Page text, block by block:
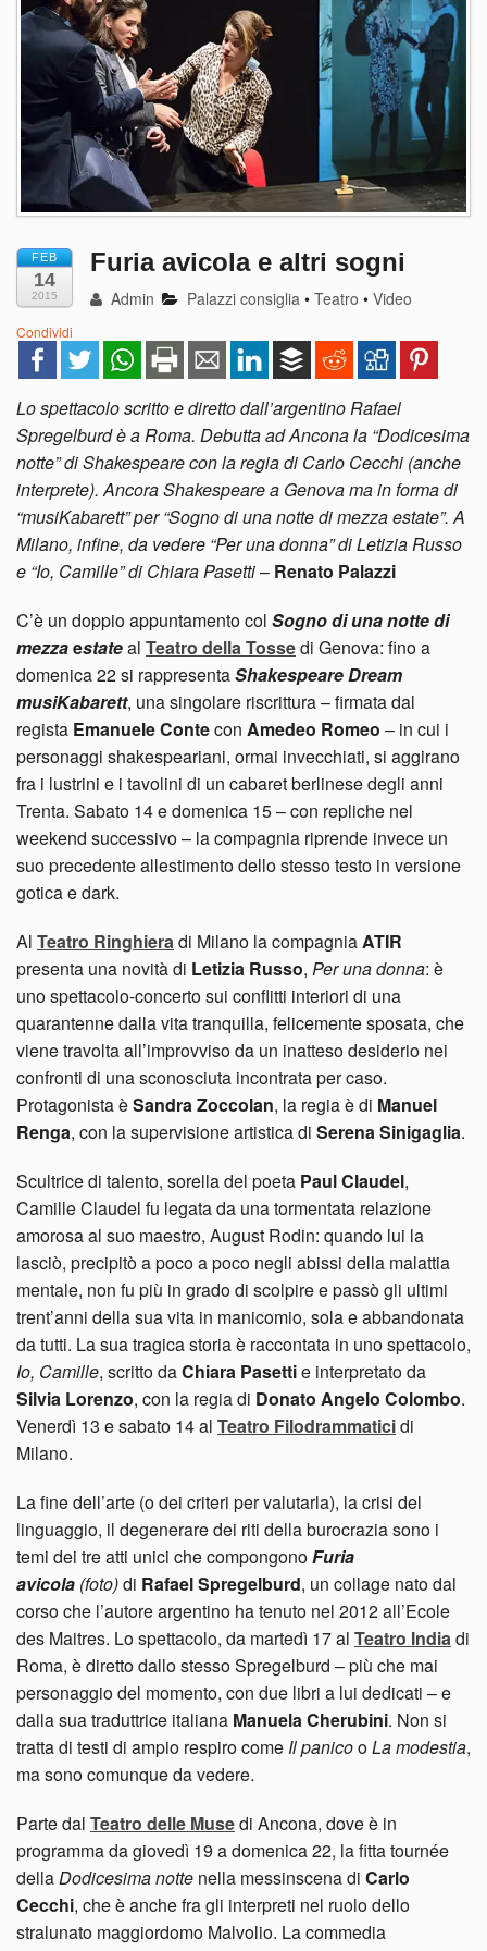
FEB
14
2015
Furia avicola e altri sogni
Admin Palazzi consiglia •Teatro •Video
Condividi
Lo spettacolo scritto e diretto dall’argentino Rafael
Spregelburd è a Roma. Debutta ad Ancona la “Dodicesima
notte” di Shakespeare con la regia di Carlo Cecchi (anche
interprete). Ancora Shakespeare a Genova ma in forma di
“musiKabarett” per “Sogno di una notte di mezza estate”. A
Milano, infine, da vedere “Per una donna” di Letizia Russo
e “Io, Camille” di Chiara Pasetti– Renato Palazzi
C’è un doppio appuntamento col Sogno di una notte di
mezzaestateal Teatro della Tossedi Genova: fino a
domenica 22 si rappresentaShakespeare Dream
musiKabarett, una singolare riscrittura – firmata dal
regista Emanuele Contecon Amedeo Romeo – in cui i
personaggi shakespeariani, ormai invecchiati, si aggirano
fra i lustrini e i tavolini di un cabaret berlinese degli anni
Trenta. Sabato 14 e domenica 15 – con repliche nel
weekend successivo – la compagnia riprende invece un
suo precedente allestimento dello stesso testo in versione
gotica e dark.
Al Teatro Ringhieradi Milano la compagniaATIR
presenta una novità di Letizia Russo, Per una donna: è
uno spettacolo-concerto sui conflitti interiori di una
quarantenne dalla vita tranquilla, felicemente sposata, che
viene travolta all’improvviso da un inatteso desiderio nei
confronti di una sconosciuta incontrata per caso.
Protagonista èSandra Zoccolan, la regia è di Manuel
Renga, con la supervisione artistica di Serena Sinigaglia.
Scultrice di talento, sorella del poeta Paul Claudel,
Camille Claudel fu legata da una tormentata relazione
amorosa al suo maestro, August Rodin: quando lui la
lasciò, precipitò a poco a poco negli abissi della malattia
mentale, non fu più in grado di scolpire e passò gli ultimi
trent’anni della sua vita in manicomio, sola e abbandonata
da tutti. La sua tragica storia è raccontata in uno spettacolo,
Io, Camille, scritto daChiara Pasettie interpretato da
Silvia Lorenzo, con la regia di Donato Angelo Colombo.
Venerdì 13 e sabato 14 al Teatro Filodrammaticidi
Milano.
La fine dell’arte (o dei criteri per valutarla), la crisi del
linguaggio, il degenerare dei riti della burocrazia sono i
temi dei tre atti unici che compongonoFuria
avicola (foto)di Rafael Spregelburd, un collage nato dal
corso che l’autore argentino ha tenuto nel 2012 all’Ecole
des Maitres. Lo spettacolo, da martedì 17 al Teatro Indiadi
Roma, è diretto dallo stesso Spregelburd – più che mai
personaggio del momento, con due libri a lui dedicati – e
dalla sua traduttrice italiana Manuela Cherubini. Non si
tratta di testi di ampio respiro come Il panicooLa modestia,
ma sono comunque da vedere.
Parte dal Teatro delle Musedi Ancona, dove è in
programma da giovedì 19 a domenica 22, la fitta tournée
dellaDodicesima notte nella messinscena di Carlo
Cecchi, che è anche fra gli interpreti nel ruolo dello
stralunato maggiordomo Malvolio. La commedia